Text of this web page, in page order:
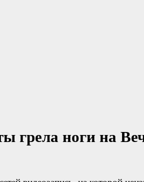
грела ноги на